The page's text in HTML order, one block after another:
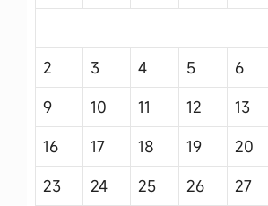
2
3 4 5 6
9
10 11 12 13
16
17 18 19 20
23
24 25 26 27